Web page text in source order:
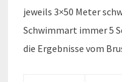
jeweils 3×50 Meter
Schwimmart immer 5
die Ergebnisse vom